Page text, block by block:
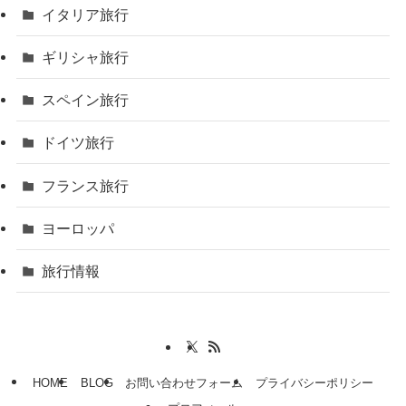
イタリア旅行
ギリシャ旅行
スペイン旅行
ドイツ旅行
フランス旅行
ヨーロッパ
旅行情報
HOME BLOG お問い合わせフォーム
プライバシーポリシー